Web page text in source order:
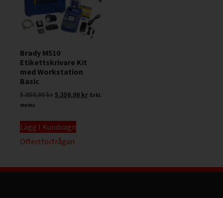
Brady M510
Etikettskrivare Kit
med Workstation
Basic
5.850,00kr5.350,00 kr Exkl.
moms
Lägg I Kundvagn
Offertförfrågan